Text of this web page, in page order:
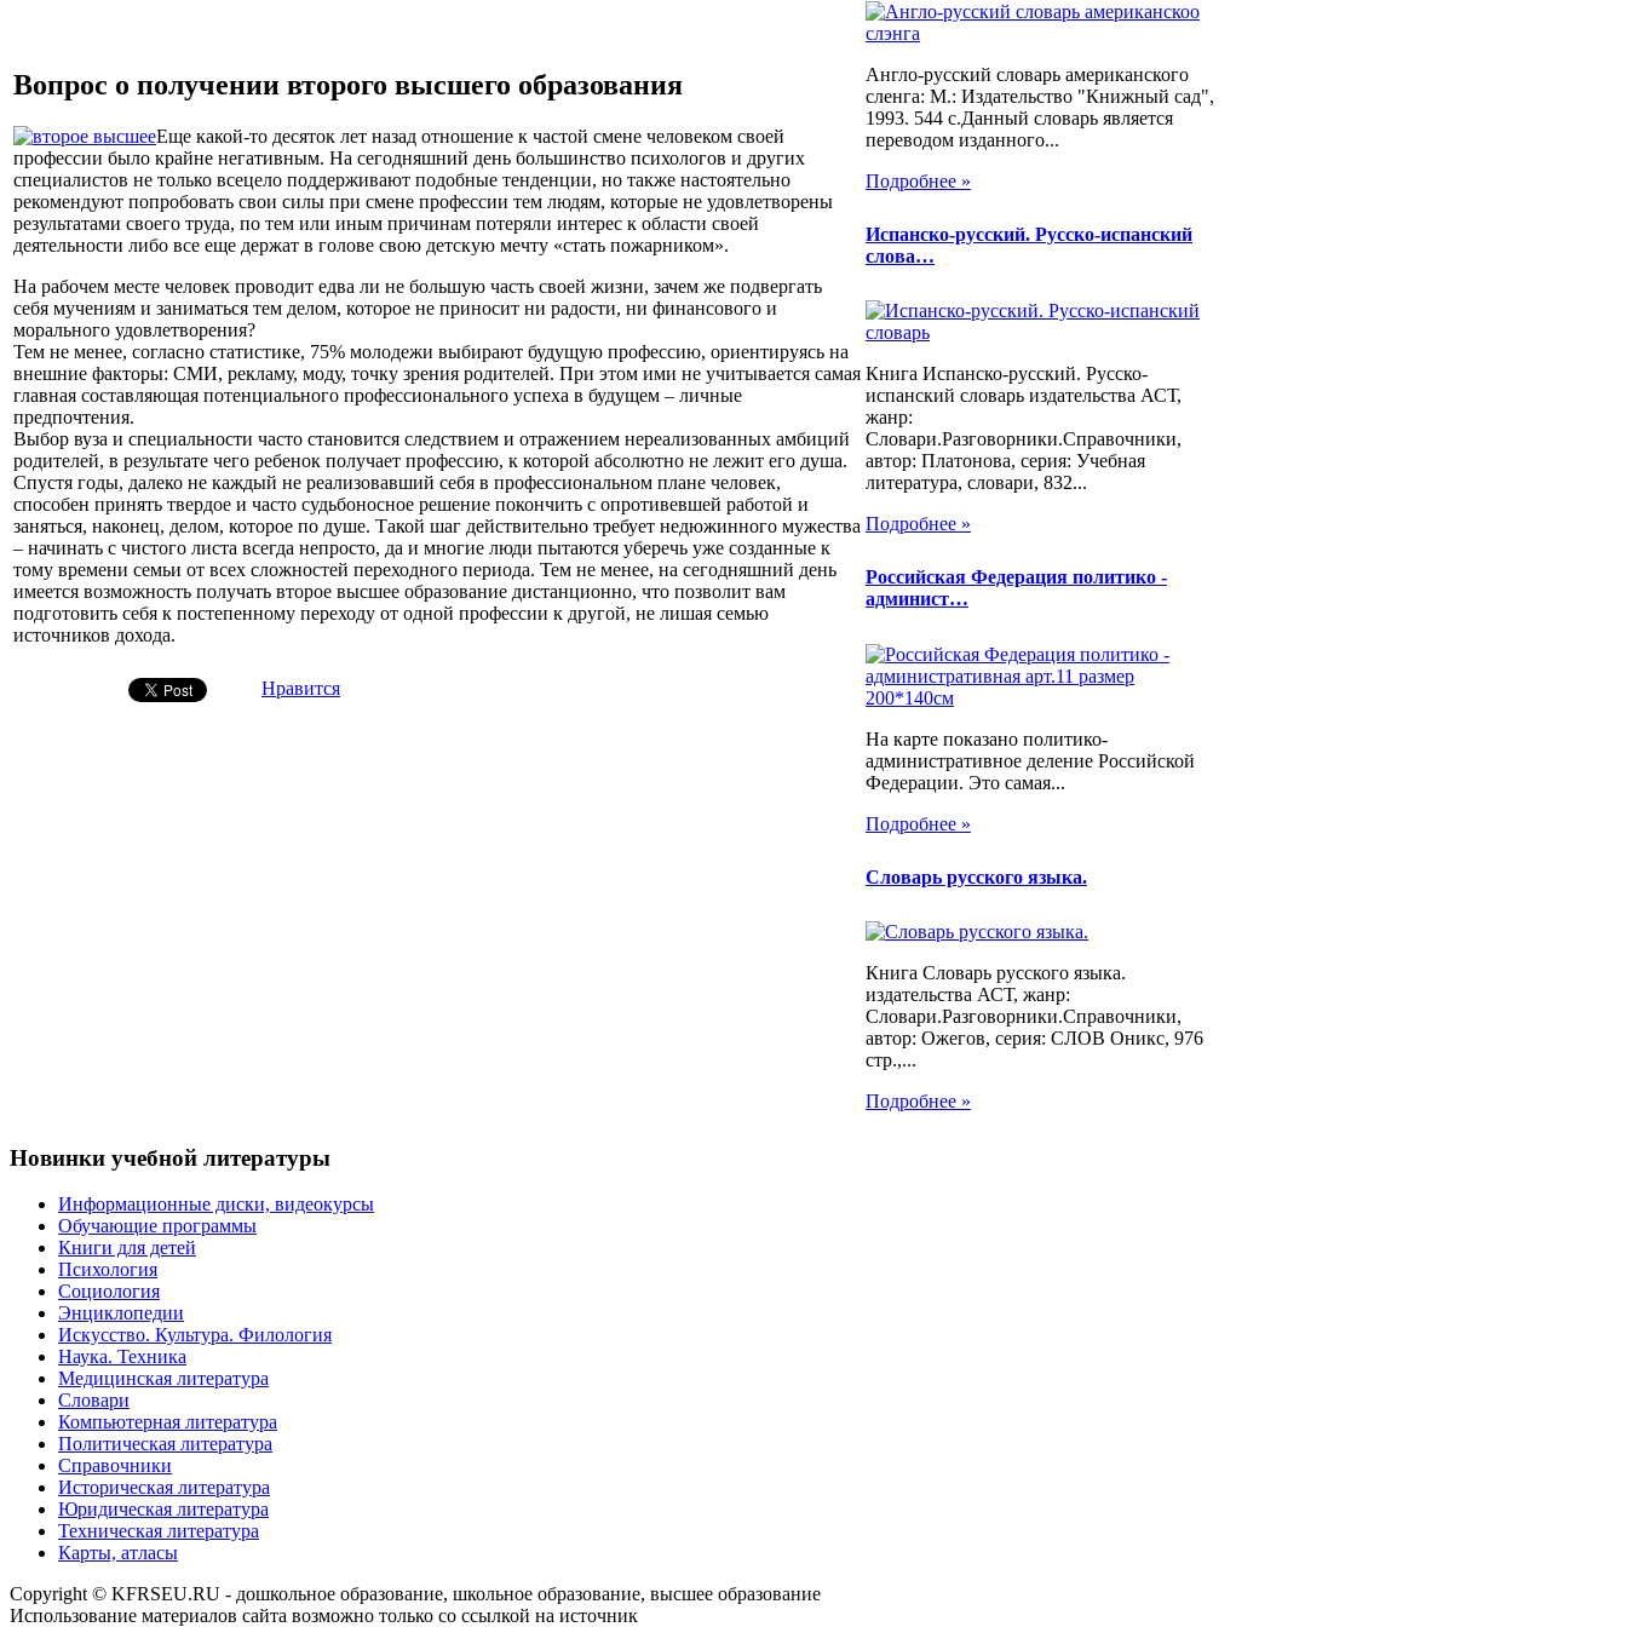
Вопрос о получении второго высшего образования
Еще какой-то десяток лет назад отношение к частой смене человеком своей
профессии было крайне негативным. На сегодняшний день большинство психологов и других
специалистов не только всецело поддерживают подобные тенденции, но также настоятельно
рекомендуют попробовать свои силы при смене профессии тем людям, которые не удовлетворены
результатами своего труда, по тем или иным причинам потеряли интерес к области своей
деятельности либо все еще держат в голове свою детскую мечту «стать пожарником».
На рабочем месте человек проводит едва ли не большую часть своей жизни, зачем же подвергать
себя мучениям и заниматься тем делом, которое не приносит ни радости, ни финансового и
морального удовлетворения?
Тем не менее, согласно статистике, 75% молодежи выбирают будущую профессию, ориентируясь на
внешние факторы: СМИ, рекламу, моду, точку зрения родителей. При этом ими не учитывается самая
главная составляющая потенциального профессионального успеха в будущем – личные
предпочтения.
Выбор вуза и специальности часто становится следствием и отражением нереализованных амбиций
родителей, в результате чего ребенок получает профессию, к которой абсолютно не лежит его душа.
Спустя годы, далеко не каждый не реализовавший себя в профессиональном плане человек,
способен принять твердое и часто судьбоносное решение покончить с опротивевшей работой и
заняться, наконец, делом, которое по душе. Такой шаг действительно требует недюжинного мужества
– начинать с чистого листа всегда непросто, да и многие люди пытаются уберечь уже созданные к
тому времени семьи от всех сложностей переходного периода. Тем не менее, на сегодняшний день
имеется возможность получать второе высшее образование дистанционно, что позволит вам
подготовить себя к постепенному переходу от одной профессии к другой, не лишая семью
источников дохода.
Нравится
Англо-русский словарь американского
сленга: М.: Издательство "Книжный сад",
1993. 544 с.Данный словарь является
переводом изданного...
Подробнее »
Испанско-русский. Русско-испанский
слова…
Книга Испанско-русский. Русско-
испанский словарь издательства АСТ,
жанр:
Словари.Разговорники.Справочники,
автор: Платонова, серия: Учебная
литература, словари, 832...
Подробнее »
Российская Федерация политико -
админист…
На карте показано политико-
административное деление Российской
Федерации. Это самая...
Подробнее »
Словарь русского языка.
Книга Словарь русского языка.
издательства АСТ, жанр:
Словари.Разговорники.Справочники,
автор: Ожегов, серия: СЛОВ Оникс, 976
стр.,...
Подробнее »
Новинки учебной литературы
Информационные диски, видеокурсы
Обучающие программы
Книги для детей
Психология
Социология
Энциклопедии
Искусство. Культура. Филология
Наука. Техника
Медицинская литература
Словари
Компьютерная литература
Политическая литература
Справочники
Историческая литература
Юридическая литература
Техническая литература
Карты, атласы
Copyright © KFRSEU.RU - дошкольное образование, школьное образование, высшее образование
Использование материалов сайта возможно только со ссылкой на источник